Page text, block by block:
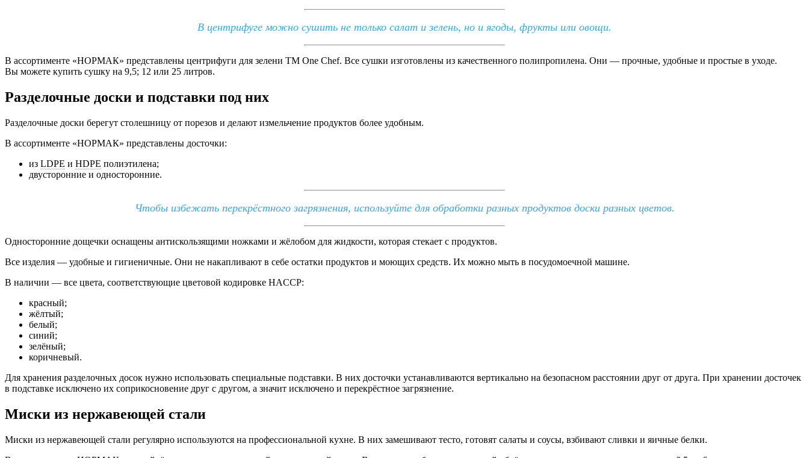
В центрифуге можно сушить не только салат и зелень, но и ягоды, фрукты или овощи.
В ассортименте «НОРМАК» представлены центрифуги для зелени ТМ One Chef. Все сушки изготовлены из качественного полипропилена. Они — прочные, удобные и простые в уходе.
Вы можете купить сушку на 9,5; 12 или 25 литров.
Разделочные доски и подставки под них
Разделочные доски берегут столешницу от порезов и делают измельчение продуктов более удобным.
В ассортименте «НОРМАК» представлены досточки:
из LDPE и HDPE полиэтилена;
двусторонние и односторонние.
Чтобы избежать перекрёстного загрязнения, используйте для обработки разных продуктов доски разных цветов.
Односторонние дощечки оснащены антискользящими ножками и жёлобом для жидкости, которая стекает с продуктов.
Все изделия — удобные и гигиеничные. Они не накапливают в себе остатки продуктов и моющих средств. Их можно мыть в посудомоечной машине.
В наличии — все цвета, соответствующие цветовой кодировке HACCP:
красный;
жёлтый;
белый;
синий;
зелёный;
коричневый.
Для хранения разделочных досок нужно использовать специальные подставки. В них досточки устанавливаются вертикально на безопасном расстоянии друг от друга. При хранении досточек
в подставке исключено их соприкосновение друг с другом, а значит исключено и перекрёстное загрязнение.
Миски из нержавеющей стали
Миски из нержавеющей стали регулярно используются на профессиональной кухне. В них замешивают тесто, готовят салаты и соусы, взбивают сливки и яичные белки.